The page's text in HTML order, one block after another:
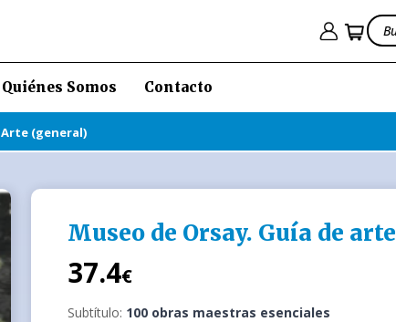
Quiénes Somos Contacto
Arte (general)
Museo de Orsay. Guía de arte
37.4€
Subtítulo: 100 obras maestras esenciales